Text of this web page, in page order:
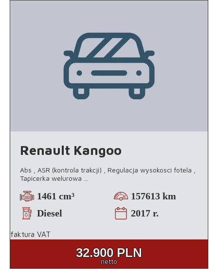
Renault Kangoo
Abs , ASR (kontrola trakcji) , Regulacja wysokosci fotela ,
Tapicerka welurowa
1461 cm³
157613 km
Diesel
2017 r.
faktura VAT
32.900 PLN
netto